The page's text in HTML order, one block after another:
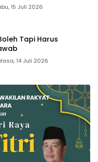
15 Juli 2026
Tapi Harus
14 Juli 2026